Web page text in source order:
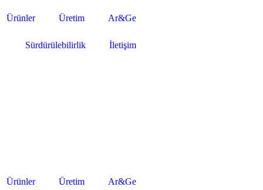
Ürünler Üretim Ar&Ge
Sürdürülebilirlik İletişim
Ürünler Üretim Ar&Ge